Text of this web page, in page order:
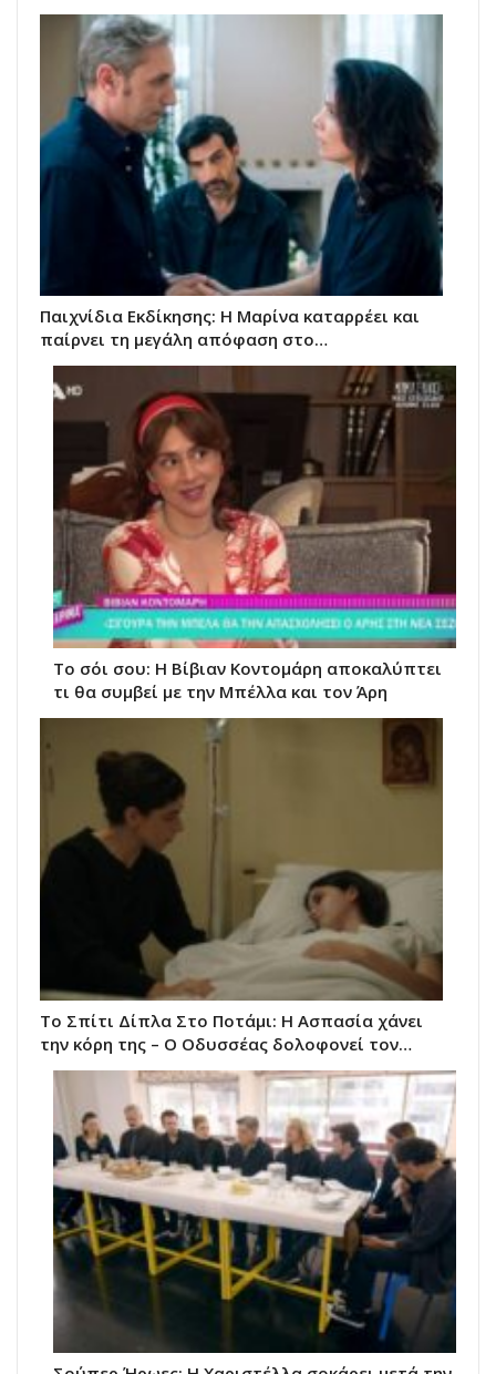
Παιχνίδια Εκδίκησης: Η Μαρίνα καταρρέει και
παίρνει τη μεγάλη απόφαση στο…
Το σόι σου: Η Βίβιαν Κοντομάρη αποκαλύπτει
τι θα συμβεί με την Μπέλλα και τον Άρη
Το Σπίτι Δίπλα Στο Ποτάμι: Η Ασπασία χάνει
την κόρη της – Ο Οδυσσέας δολοφονεί τον…